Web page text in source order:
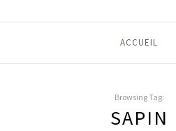
ACCUEIL
Browsing Tag:
SAPIN